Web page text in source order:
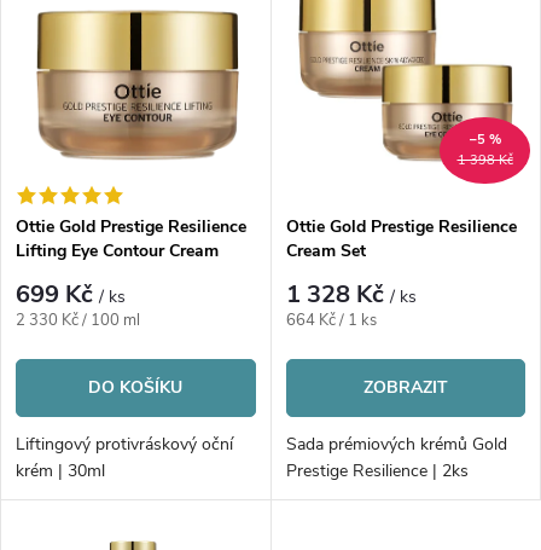
e
n
í
p
r
o
d
u
Abecedně
ý
p
s
p
r
o
d
u
Ottie Gold Prestige Resilience
Lifting Eye Contour Cream
699 Kč/ ks
Měrná
2 330 Kč / 100 ml
DO KOŠÍKU
Liftingový protivráskový oční
krém | 30ml
1 398 Kč
–5 %
Ottie Gold Prestige Resilience
Cream Set
1 328 Kč/ ks
Měrná
664 Kč / 1 ks
ZOBRAZIT
Sada prémiových krémů Gold
Prestige Resilience | 2ks